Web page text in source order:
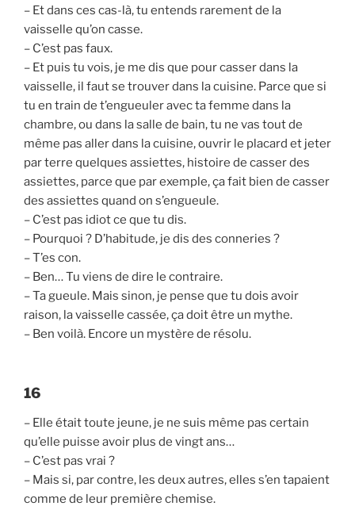
– Et dans ces cas-là, tu entends rarement de la
vaisselle qu’on casse.
– C’est pas faux.
– Et puis tu vois, je me dis que pour casser dans la
vaisselle, il faut se trouver dans la cuisine. Parce que si
tu en train de t’engueuler avec ta femme dans la
chambre, ou dans la salle de bain, tu ne vas tout de
même pas aller dans la cuisine, ouvrir le placard et jeter
par terre quelques assiettes, histoire de casser des
assiettes, parce que par exemple, ça fait bien de casser
des assiettes quand on s’engueule.
– C’est pas idiot ce que tu dis.
– Pourquoi ? D’habitude, je dis des conneries ?
– T’es con.
– Ben… Tu viens de dire le contraire.
– Ta gueule. Mais sinon, je pense que tu dois avoir
raison, la vaisselle cassée, ça doit être un mythe.
– Ben voilà. Encore un mystère de résolu.
16
– Elle était toute jeune, je ne suis même pas certain
qu’elle puisse avoir plus de vingt ans…
– C’est pas vrai ?
– Mais si, par contre, les deux autres, elles s’en tapaient
comme de leur première chemise.